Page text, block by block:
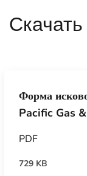
Форма
Pacific Gas
PDF
729 KB